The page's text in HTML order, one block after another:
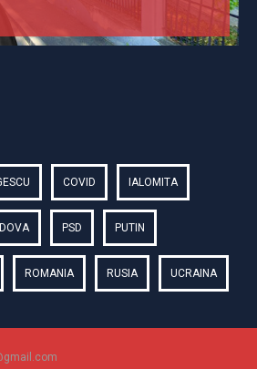
COVID IALOMITA
PSD PUTIN
ROMANIA RUSIA UCRAINA